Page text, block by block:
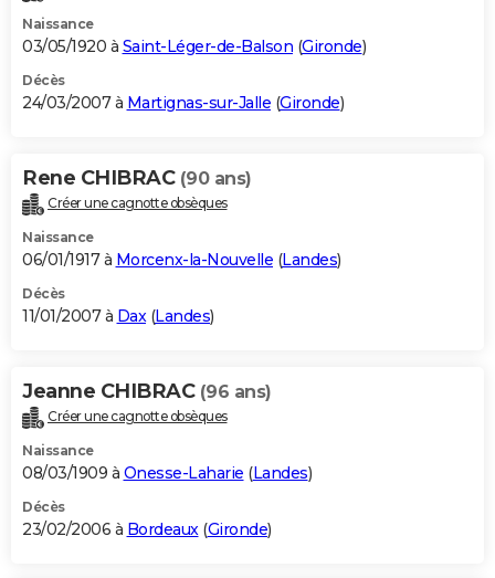
Naissance
03/05/1920 à Saint-Léger-de-Balson (Gironde)
Décès
24/03/2007 à Martignas-sur-Jalle (Gironde)
Rene CHIBRAC (90 ans)
Créer une cagnotte obsèques
Naissance
06/01/1917 à Morcenx-la-Nouvelle (Landes)
Décès
11/01/2007 à Dax(Landes)
Jeanne CHIBRAC (96 ans)
Créer une cagnotte obsèques
Naissance
08/03/1909 à Onesse-Laharie (Landes)
Décès
23/02/2006 à Bordeaux(Gironde)